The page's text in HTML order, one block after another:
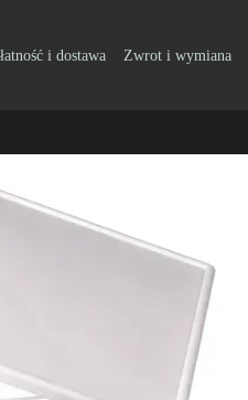
i dostawa Zwrot i wymiana